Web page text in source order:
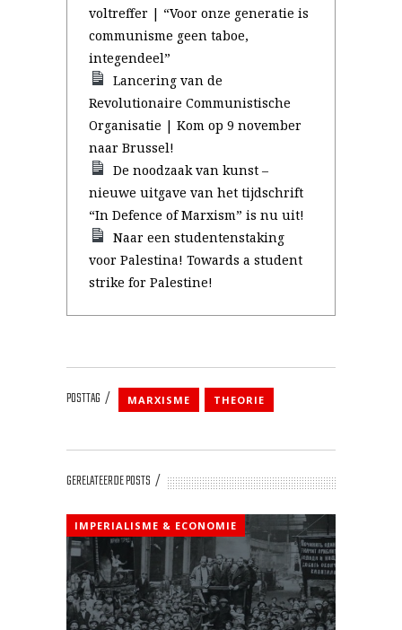
voltreffer | “Voor onze generatie is
communisme geen taboe,
integendeel”
Lancering van de
Revolutionaire Communistische
Organisatie | Kom op 9 november
naar Brussel!
De noodzaak van kunst –
nieuwe uitgave van het tijdschrift
“In Defence of Marxism” is nu uit!
Naar een studentenstaking
voor Palestina! Towards a student
strike for Palestine!
POSTTAG MARXISME THEORIE
GERELATEERDE POSTS
IMPERIALISME & ECONOMIE